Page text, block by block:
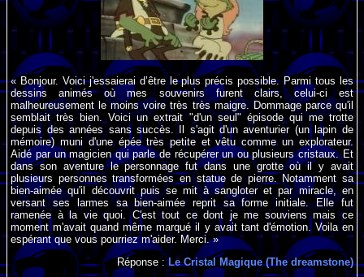
« Bonjour. Voici j'essaierai d’être le plus précis possible. Parmi tous les
dessins animés où mes souvenirs furent clairs, celui-ci est
malheureusement le moins voire très très maigre. Dommage parce qu'il
semblait très bien. Voici un extrait "d'un seul" épisode qui me trotte
depuis des années sans succès. Il s'agit d'un aventurier (un lapin de
mémoire) muni d'une épée très petite et vêtu comme un explorateur.
Aidé par un magicien qui parle de récupérer un ou plusieurs cristaux. Et
dans son aventure le personnage fut dans une grotte où il y avait
plusieurs personnes transformées en statue de pierre. Notamment sa
bien-aimée qu'il découvrit puis se mit à sangloter et par miracle, en
versant ses larmes sa bien-aimée reprit sa forme initiale. Elle fut
ramenée à la vie quoi. C'est tout ce dont je me souviens mais ce
moment m'avait quand même marqué il y avait tant d'émotion. Voila en
espérant que vous pourriez m'aider. Merci. »
Réponse :Le Cristal Magique (The dreamstone)